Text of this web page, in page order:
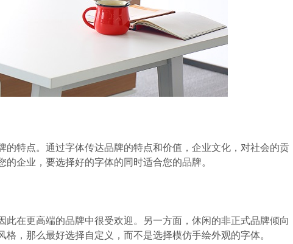
特点。通过字体传达品牌的特点和价值，企业文化，对社会的贡
企业，要选择好的字体的同时适合您的品牌。
在更高端的品牌中很受欢迎。另一方面，休闲的非正式品牌倾向
，那么最好选择自定义，而不是选择模仿手绘外观的字体。